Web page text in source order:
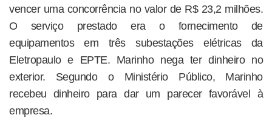
vencer uma concorrência no valor de R$ 23,2 milhões.
O serviço prestado era o fornecimento de
equipamentos em três subestações elétricas da
Eletropaulo e EPTE. Marinho nega ter dinheiro no
exterior. Segundo o Ministério Público, Marinho
recebeu dinheiro para dar um parecer favorável à
empresa.